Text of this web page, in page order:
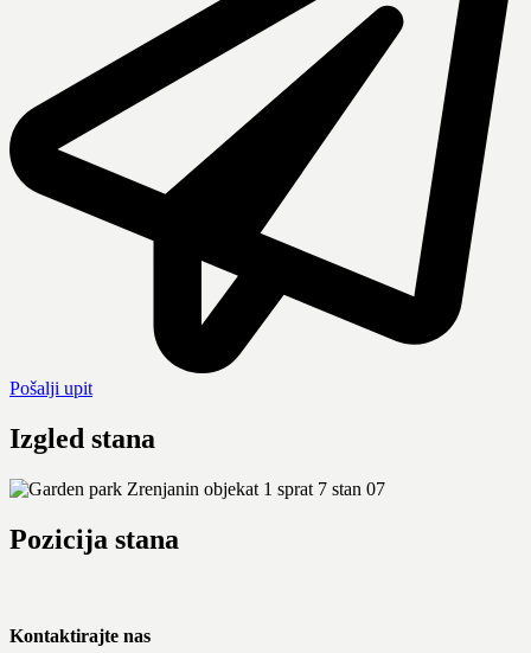
Pošalji upit
Izgled stana
Pozicija stana
Kontaktirajte nas